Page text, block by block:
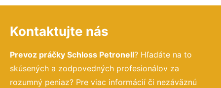
Kontaktujte nás
Prevoz práčky Schloss Petronell? Hľadáte na to
skúsených a zodpovedných profesionálov za
rozumný peniaz? Pre viac informácií či nezáväznú